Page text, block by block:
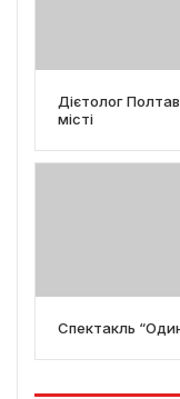
Дієтолог
місті
Спектакль